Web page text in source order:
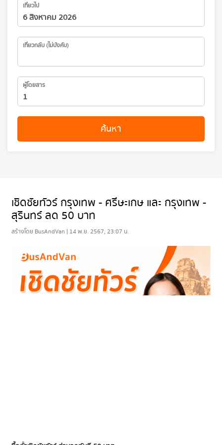
เที่ยวไป
เที่ยวกลับ (ไม่บังคับ)
ผู้โดยสาร
ค้นหา
เชิดชัยทัวร์ กรุงเทพ - ศรีษะเกษ และ กรุงเทพ -
สุรินทร์ ลด 50 บาท
สร้างโดย BusAndVan | 14 พ.ย. 2567, 23:07 น.